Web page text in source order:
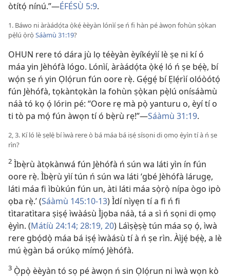
òtítọ́ nínú.”—ÉFÉSÙ 5:9.
1. Báwo ni àràádọ́ta ọ̀kẹ́ èèyàn lónìí ṣe ń fi hàn pé àwọn fohùn ṣọ̀kan
pẹ̀lú ọ̀rọ̀ Sáàmù 31:19?
OHUN rere tó dára jù lọ téèyàn èyíkéyìí lè ṣe ni kí ó
máa yin Jèhófà lógo. Lónìí, àràádọ́ta ọ̀kẹ́ ló ń ṣe bẹ́ẹ̀, bí
wọ́n ṣe ń yin Ọlọ́run fún oore rẹ̀. Gẹ́gẹ́ bí Ẹlẹ́rìí olóòótọ́
fún Jèhófà, tọkàntọkàn la fohùn ṣọ̀kan pẹ̀lú onísáàmù
náà tó kọ ọ́ lórin pé: “Oore rẹ mà pọ̀ yanturu o, èyí tí o
ti tò pa mọ́ fún àwọn tí ó bẹ̀rù rẹ!”—Sáàmù 31:19.
2, 3. Kí ló lè ṣẹlẹ̀ bí ìwà rere ò bá máa bá iṣẹ́ sísọni di ọmọ ẹ̀yìn tí à ń ṣe
rìn?
2 Ìbẹ̀rù àtọkànwá fún Jèhófà ń sún wa láti yìn ín fún
oore rẹ̀. Ìbẹ̀rù yìí tún ń sún wa láti ‘gbé Jèhófà lárugẹ,
láti máa fi ìbùkún fún un, àti láti máa sọ̀rọ̀ nípa ògo ipò
ọba rẹ̀.’ (Sáàmù 145:10-13) Ìdí nìyẹn tí a fi ń fi
tìtaratìtara ṣiṣẹ́ ìwàásù Ìjọba náà, tá a sì ń sọni di ọmọ
ẹ̀yìn. (Mátíù 24:14; 28:19, 20) Láìṣẹ̀ṣẹ̀ tún máa sọ ọ́, ìwà
rere gbọ́dọ̀ máa bá iṣẹ́ ìwàásù tí à ń ṣe rìn. Àìjẹ́ bẹ́ẹ̀, a lè
mú ẹ̀gàn bá orúkọ mímọ́ Jèhófà.
3 Ọ̀pọ̀ èèyàn tó sọ pé àwọn ń sin Ọlọ́run ni ìwà wọn kò